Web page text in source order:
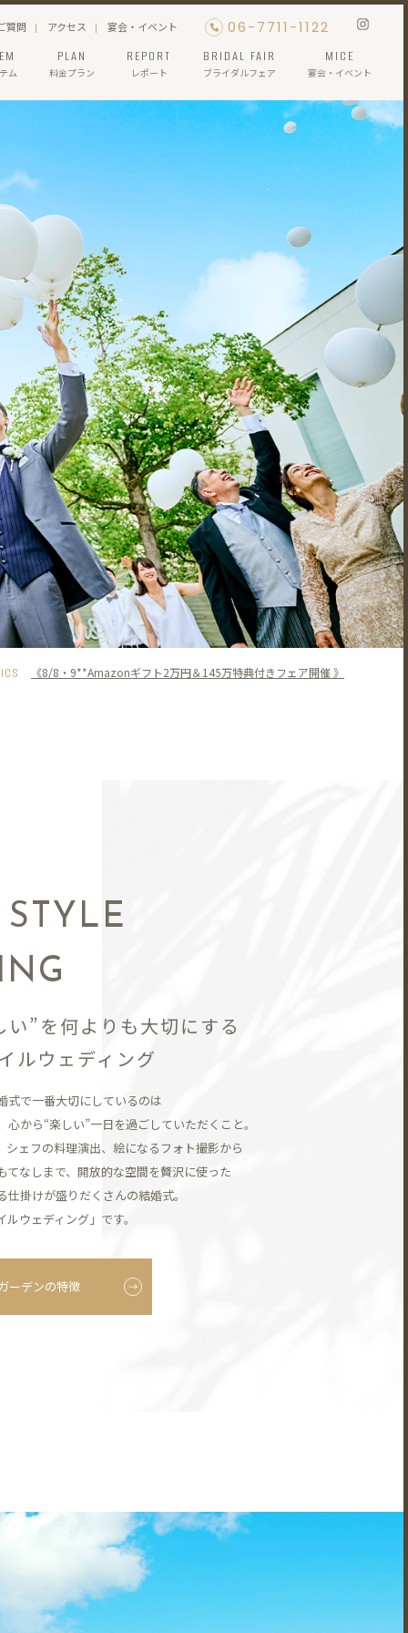
ム
PLAN
料金プラン
REPORT
レポート
BRIDAL FAIR
ブライダルフェア
MICE
宴会・イベント
質問 アクセス 宴会・イベント 06-7711-1122
《8/8・9**Amazonギフト2万円＆145万特典付きフェア開催 》
”を何よりも大切にする
ルウェディング
式で一番大切にしているのは
心から“楽しい”一日を過ごしていただくこと。
ェフの料理演出、 絵になるフォト撮影から
てなしまで、開放的な空間を贅沢に使った
掛けが盛りだくさんの結婚式。
ウェディング」です。
ーデンの特徴